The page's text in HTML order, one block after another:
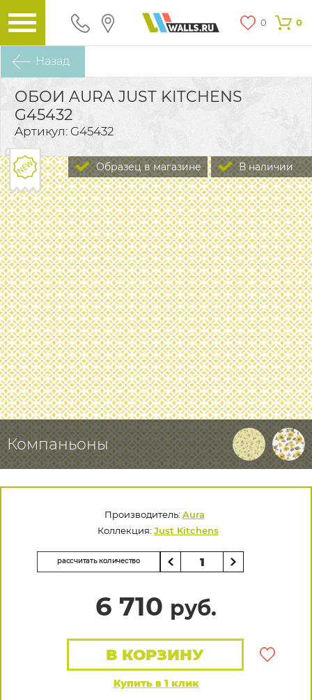
0 0
Назад
ОБОИ AURA JUST KITCHENS
G45432
Артикул: G45432
В наличии
Образец в магазине
Компаньоны
Производитель: Aura
Коллекция: Just Kitchens
рассчитать количество
6 710 руб.
Купить в 1 клик
В КОРЗИНУ